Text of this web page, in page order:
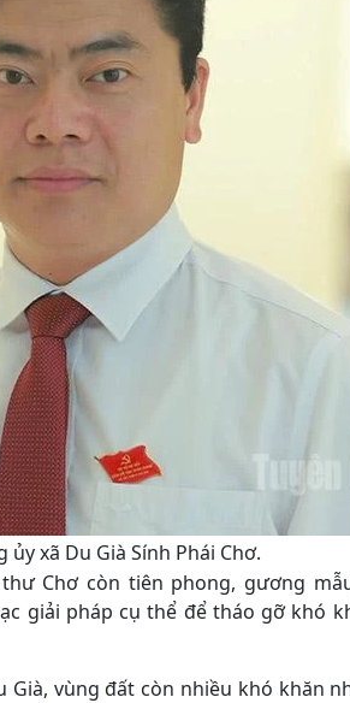
ủy xã Du Già Sính Phái Chơ.
Chơ còn tiên phong, gương
giải pháp cụ thể để tháo gỡ khó
vùng đất còn nhiều khó khăn